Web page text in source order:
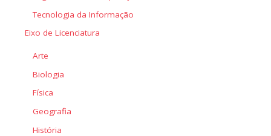
Tecnologia da Informação
Eixo de Licenciatura
Arte
Biologia
Física
Geografia
História